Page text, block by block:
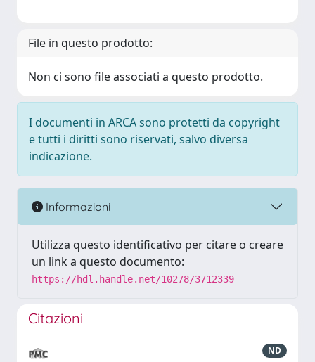
File in questo prodotto:
Non ci sono file associati a questo prodotto.
I documenti in ARCA sono protetti da copyright
e tutti i diritti sono riservati, salvo diversa
indicazione.
Informazioni
Utilizza questo identificativo per citare o creare
un link a questo documento:
https://hdl.handle.net/10278/3712339
Citazioni
ND